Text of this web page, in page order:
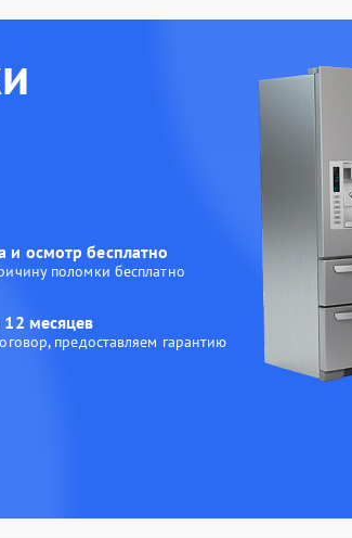
и осмотр бесплатно
поломки бесплатно
12 месяцев
предоставляем гарантию